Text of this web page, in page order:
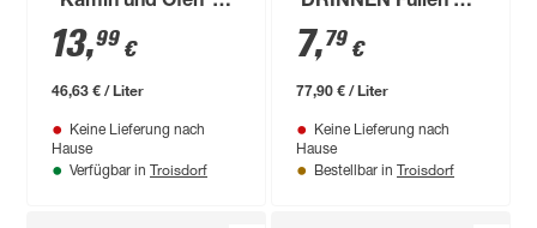
schwarz 300 ml
13,99 €
46,63 € / Liter
Keine Lieferung nach
Hause
Verfügbar in Troisdorf
Ausbessern' weiß
100 ml
7,79 €
77,90 € / Liter
Keine Lieferung nach
Hause
Bestellbar in Troisdorf